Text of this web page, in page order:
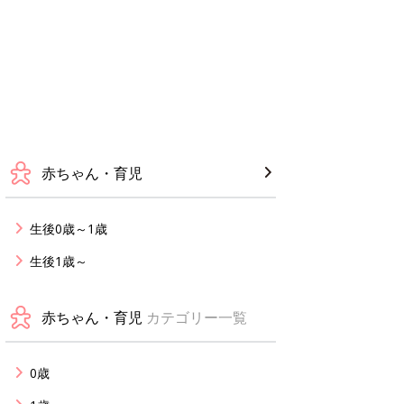
赤ちゃん・育児
生後0歳～1歳
生後1歳～
赤ちゃん・育児 カテゴリー一覧
0歳